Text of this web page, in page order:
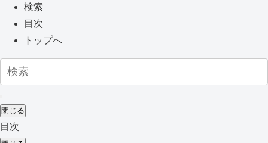
検索
目次
トップへ
閉じる
目次